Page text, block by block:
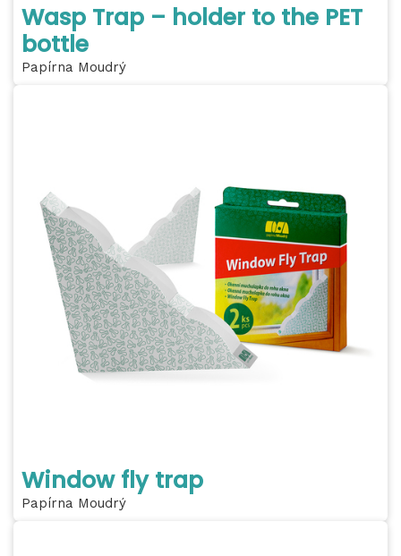
Wasp Trap – holder to the PET
bottle
Papírna Moudrý
Window fly trap
Papírna Moudrý